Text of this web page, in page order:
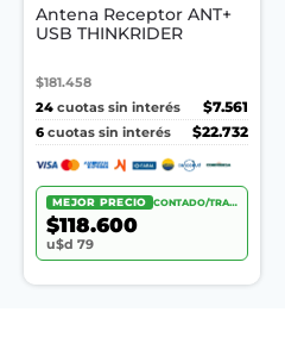
Antena Receptor ANT+
USB THINKRIDER
$181.458
24 cuotas sin interés
$7.561
6 cuotas sin interés $22.732
MEJOR PRECIO CONTADO/TRANSF.
$118.600
u$d 79